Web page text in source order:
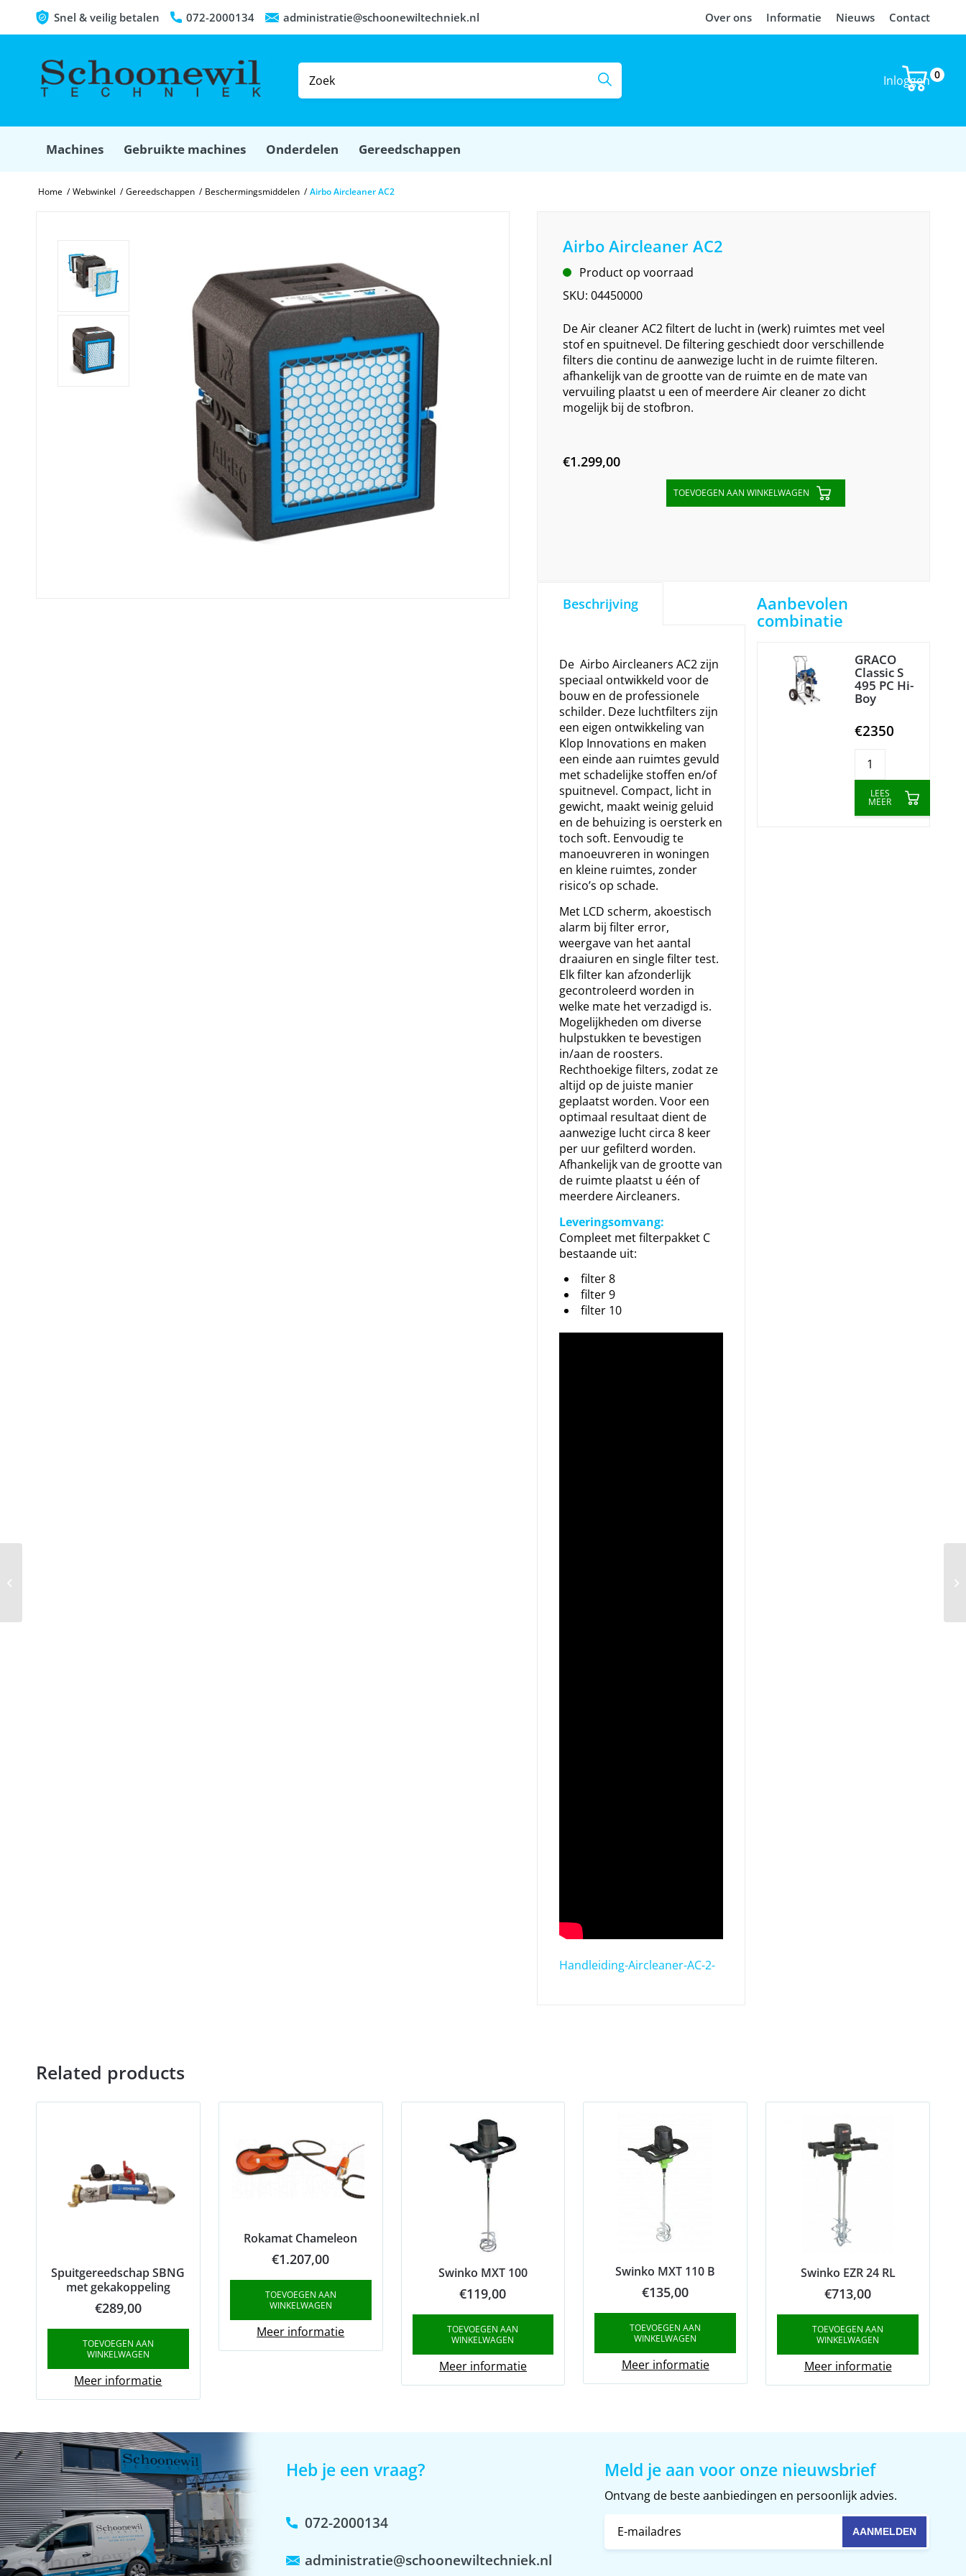
Over ons Informatie Nieuws Contact
Snel & veilig betalen 072-2000134 administratie@schoonewiltechniek.nl
0
Inloggen
Machines Gebruikte machines Onderdelen Gereedschappen
Home / Webwinkel / Gereedschappen / Beschermingsmiddelen / Airbo Aircleaner AC2
Airbo Aircleaner AC2
Product op voorraad
SKU: 04450000
De Air cleaner AC2 filtert de lucht in (werk) ruimtes met veel
stof en spuitnevel. De filtering geschiedt door verschillende
filters die continu de aanwezige lucht in de ruimte filteren.
afhankelijk van de grootte van de ruimte en de mate van
vervuiling plaatst u een of meerdere Air cleaner zo dicht
mogelijk bij de stofbron.
€1.299,00
TOEVOEGEN AAN WINKELWAGEN
Beschrijving
De Airbo Aircleaners AC2 zijn
speciaal ontwikkeld voor de
bouw en de professionele
schilder. Deze luchtfilters zijn
een eigen ontwikkeling van
Klop Innovations en maken
een einde aan ruimtes gevuld
met schadelijke stoffen en/of
spuitnevel. Compact, licht in
gewicht, maakt weinig geluid
en de behuizing is oersterk en
toch soft. Eenvoudig te
manoeuvreren in woningen
en kleine ruimtes, zonder
risico’s op schade.
Met LCD scherm, akoestisch
alarm bij filter error,
weergave van het aantal
draaiuren en single filter test.
Elk filter kan afzonderlijk
gecontroleerd worden in
welke mate het verzadigd is.
Mogelijkheden om diverse
hulpstukken te bevestigen
in/aan de roosters.
Rechthoekige filters, zodat ze
altijd op de juiste manier
geplaatst worden. Voor een
optimaal resultaat dient de
aanwezige lucht circa 8 keer
per uur gefilterd worden.
Afhankelijk van de grootte van
de ruimte plaatst u één of
meerdere Aircleaners.
Leveringsomvang:
Compleet met filterpakket C
bestaande uit:
filter 8
filter 9
filter 10
Handleiding-Aircleaner-AC-2-
Aanbevolen
combinatie
GRACO
Classic S
495 PC Hi-
Boy
€2350
LEES
MEER
Related products
Spuitgereedschap SBNG
met gekakoppeling
€289,00
TOEVOEGEN AAN
WINKELWAGEN
Meer informatie
Rokamat Chameleon
€1.207,00
TOEVOEGEN AAN
WINKELWAGEN
Meer informatie
Swinko MXT 100
€119,00
TOEVOEGEN AAN
WINKELWAGEN
Meer informatie
Swinko MXT 110 B
€135,00
TOEVOEGEN AAN
WINKELWAGEN
Meer informatie
Swinko EZR 24 RL
€713,00
TOEVOEGEN AAN
WINKELWAGEN
Meer informatie
Heb je een vraag?
072-2000134
administratie@schoonewiltechniek.nl
Meld je aan voor onze nieuwsbrief
Ontvang de beste aanbiedingen en persoonlijk advies.